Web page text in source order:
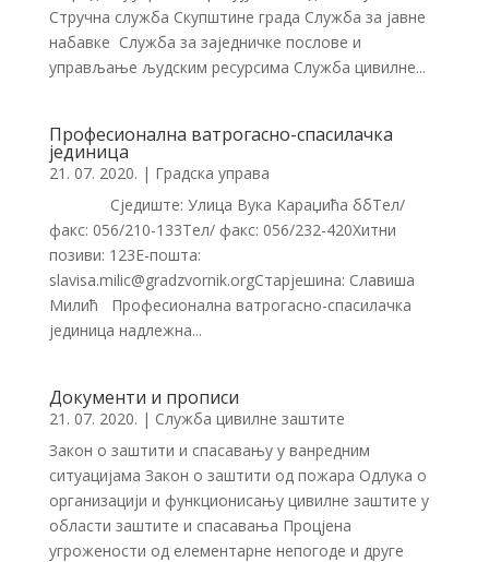
Стручна служба Скупштине града Служба за јавне
набавке Служба за заједничке послове и
управљање људским ресурсима Служба цивилне...
Професионална ватрогасно-спасилачка
јединица
21. 07. 2020. | Градска управа
Сједиште: Улица Вука Караџића ббТел/
факс: 056/210-133Тел/ факс: 056/232-420Хитни
позиви: 123Е-пошта:
slavisa.milic@gradzvornik.orgСтарјешина: Славиша
Милић Професионална ватрогасно-спасилачка
јединица надлежна...
Документи и прописи
21. 07. 2020. | Служба цивилне заштите
Закон о заштити и спасавању у ванредним
ситуацијама Закон о заштити од пожара Одлука о
организацији и функционисању цивилне заштите у
области заштите и спасавања Процјена
угрожености од елементарне непогоде и друге